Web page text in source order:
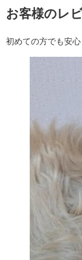
お客様のレ
初めての方でも安心